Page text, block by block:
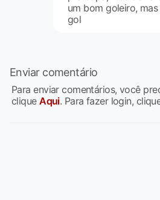
um bom goleiro,
gol
Enviar comentário
Para enviar comentários, você
cliqueAqui. Para fazer login,